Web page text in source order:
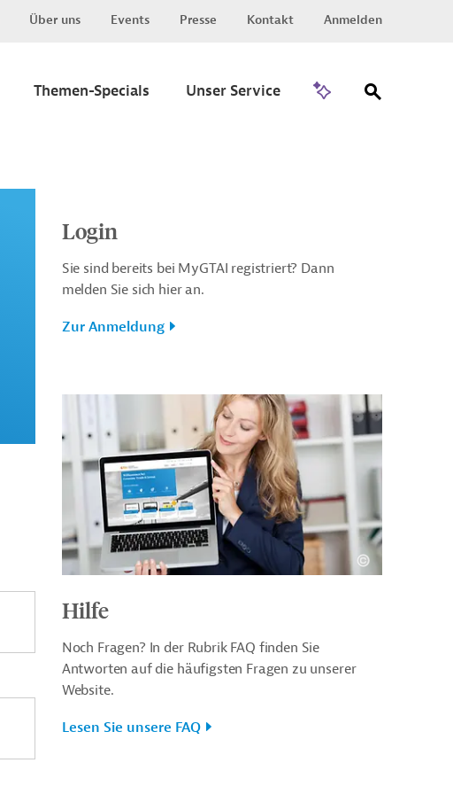
Über uns Events Presse Kontakt Anmelden
Themen-Specials Unser Service
Login
Sie sind bereits bei MyGTAI registriert? Dann
melden Sie sich hier an.
Zur Anmeldung
Hilfe
Noch Fragen? In der Rubrik FAQ finden Sie
Antworten auf die häufigsten Fragen zu unserer
Website.
Lesen Sie unsere FAQ